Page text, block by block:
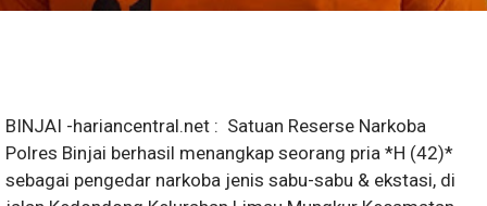
BINJAI -hariancentral.net : Satuan Reserse Narkoba
Polres Binjai berhasil menangkap seorang pria *H (42)*
sebagai pengedar narkoba jenis sabu-sabu & ekstasi, di